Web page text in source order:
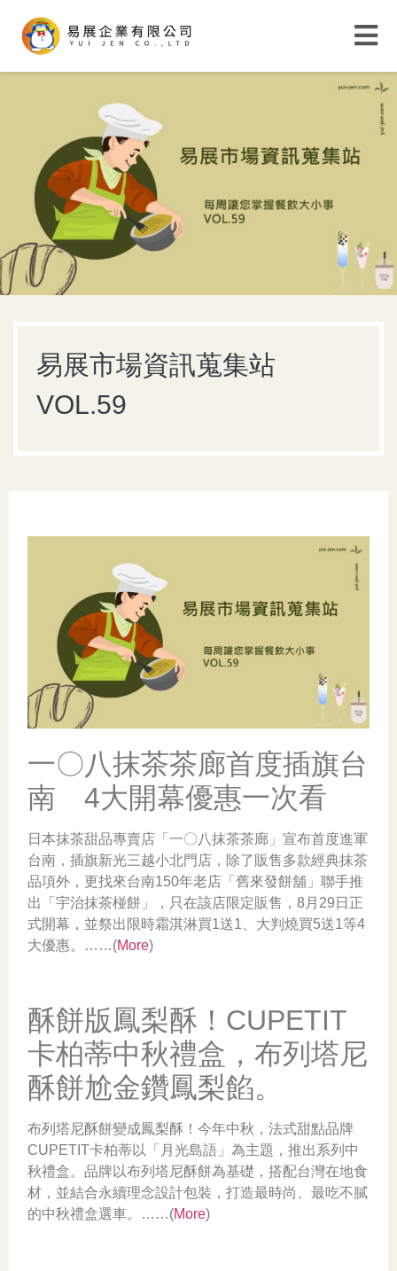
易展市場資訊蒐集站
VOL.59
一〇八抹茶茶廊首度插旗台
南 4大開幕優惠一次看
日本抹茶甜品專賣店「一〇八抹茶茶廊」宣布首度進軍
台南，插旗新光三越小北門店，除了販售多款經典抹茶
品項外，更找來台南150年老店「舊來發餅舖」聯手推
出「宇治抹茶椪餅」，只在該店限定販售，8月29日正
式開幕，並祭出限時霜淇淋買1送1、大判燒買5送1等4
大優惠。……(More)
酥餅版鳳梨酥！CUPETIT
卡柏蒂中秋禮盒，布列塔尼
酥餅尬金鑽鳳梨餡。
布列塔尼酥餅變成鳳梨酥！今年中秋，法式甜點品牌
CUPETIT卡柏蒂以「月光島語」為主題，推出系列中
秋禮盒。品牌以布列塔尼酥餅為基礎，搭配台灣在地食
材，並結合永續理念設計包裝，打造最時尚、最吃不膩
的中秋禮盒選車。……(More)